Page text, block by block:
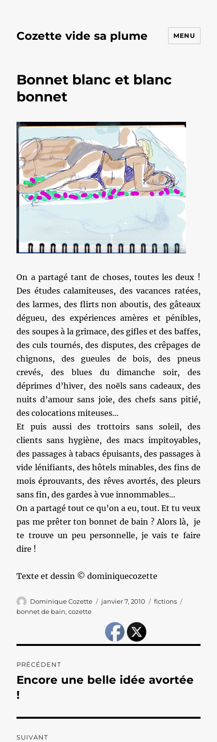
Cozette vide sa plume MENU
Bonnet blanc et blanc
bonnet
On a partagé tant de choses, toutes les deux !
Des études calamiteuses, des vacances ratées,
des larmes, des flirts non aboutis, des gâteaux
dégueu, des expériences amères et pénibles,
des soupes à la grimace, des gifles et des baffes,
des culs tournés, des disputes, des crêpages de
chignons, des gueules de bois, des pneus
crevés, des blues du dimanche soir, des
déprimes d’hiver, des noëls sans cadeaux, des
nuits d’amour sans joie, des chefs sans pitié,
des colocations miteuses…
Et puis aussi des trottoirs sans soleil, des
clients sans hygiène, des macs impitoyables,
des passages à tabacs épuisants, des passages à
vide lénifiants, des hôtels minables, des fins de
mois éprouvants, des rêves avortés, des pleurs
sans fin, des gardes à vue innommables…
On a partagé tout ce qu’on a eu, tout. Et tu veux
pas me prêter ton bonnet de bain ? Alors là, je
te trouve un peu personnelle, je vais te faire
dire !
Texte et dessin © dominiquecozette
Auteur
Dominique Cozette
Publié
janvier 7, 2010 Catégories
fictions
bonnet de bain,cozette
de
l’article
PRÉCÉDENT
Publication
précédente :
Encore une belle idée avortée
!
SUIVANT